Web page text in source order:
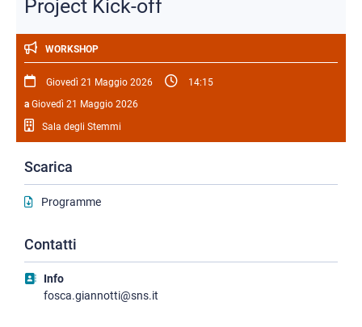
Project Kick-off
WORKSHOP
Giovedì 21 Maggio 2026
14:15
a Giovedì 21 Maggio 2026
Sala degli Stemmi
Scarica
Programme
Contatti
Info
fosca.giannotti@sns.it